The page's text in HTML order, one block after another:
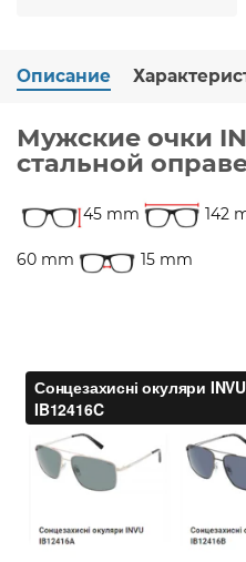
Описание
Мужские очки
стальной
45 mm 142
60 mm 15 mm